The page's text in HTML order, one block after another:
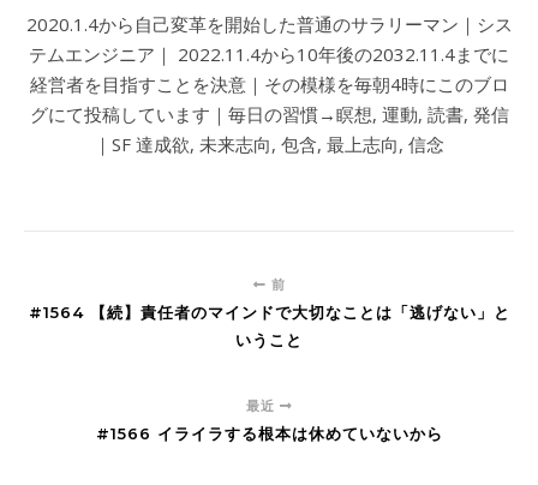
2020.1.4から自己変革を開始した普通のサラリーマン｜シス
テムエンジニア｜ 2022.11.4から10年後の2032.11.4までに
経営者を目指すことを決意｜その模様を毎朝4時にこのブロ
グにて投稿しています｜毎日の習慣→瞑想, 運動, 読書, 発信
｜SF 達成欲, 未来志向, 包含, 最上志向, 信念
前
#1564 【続】責任者のマインドで大切なことは「逃げない」と
いうこと
最近
#1566 イライラする根本は休めていないから